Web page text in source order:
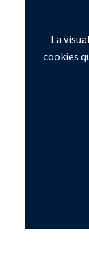
La
cookies